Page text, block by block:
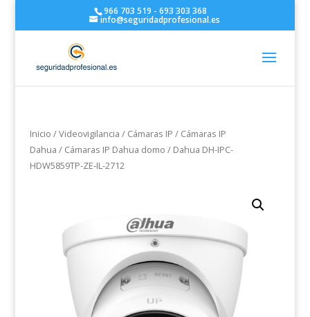
966 703 519 - 693 303 368
info@seguridadprofesional.es
Inicio /Videovigilancia / Cámaras IP / Cámaras IP
Dahua / Cámaras IP Dahua domo / Dahua DH-IPC-
HDW5859TP-ZE-IL-2712